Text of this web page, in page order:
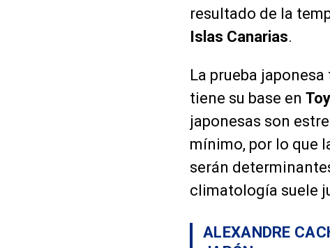
resultado de la
Islas Canarias.
La prueba
tiene su base en
japonesas son
mínimo, por lo que
serán
climatología suele
ALEXANDRE